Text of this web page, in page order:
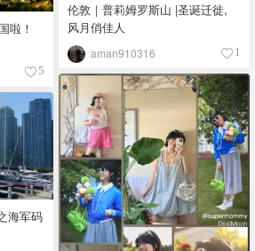
啦！
5
伦敦｜普莉姆罗斯山 |圣诞迁徙,
风月俏佳人
aman910316 1
海军码